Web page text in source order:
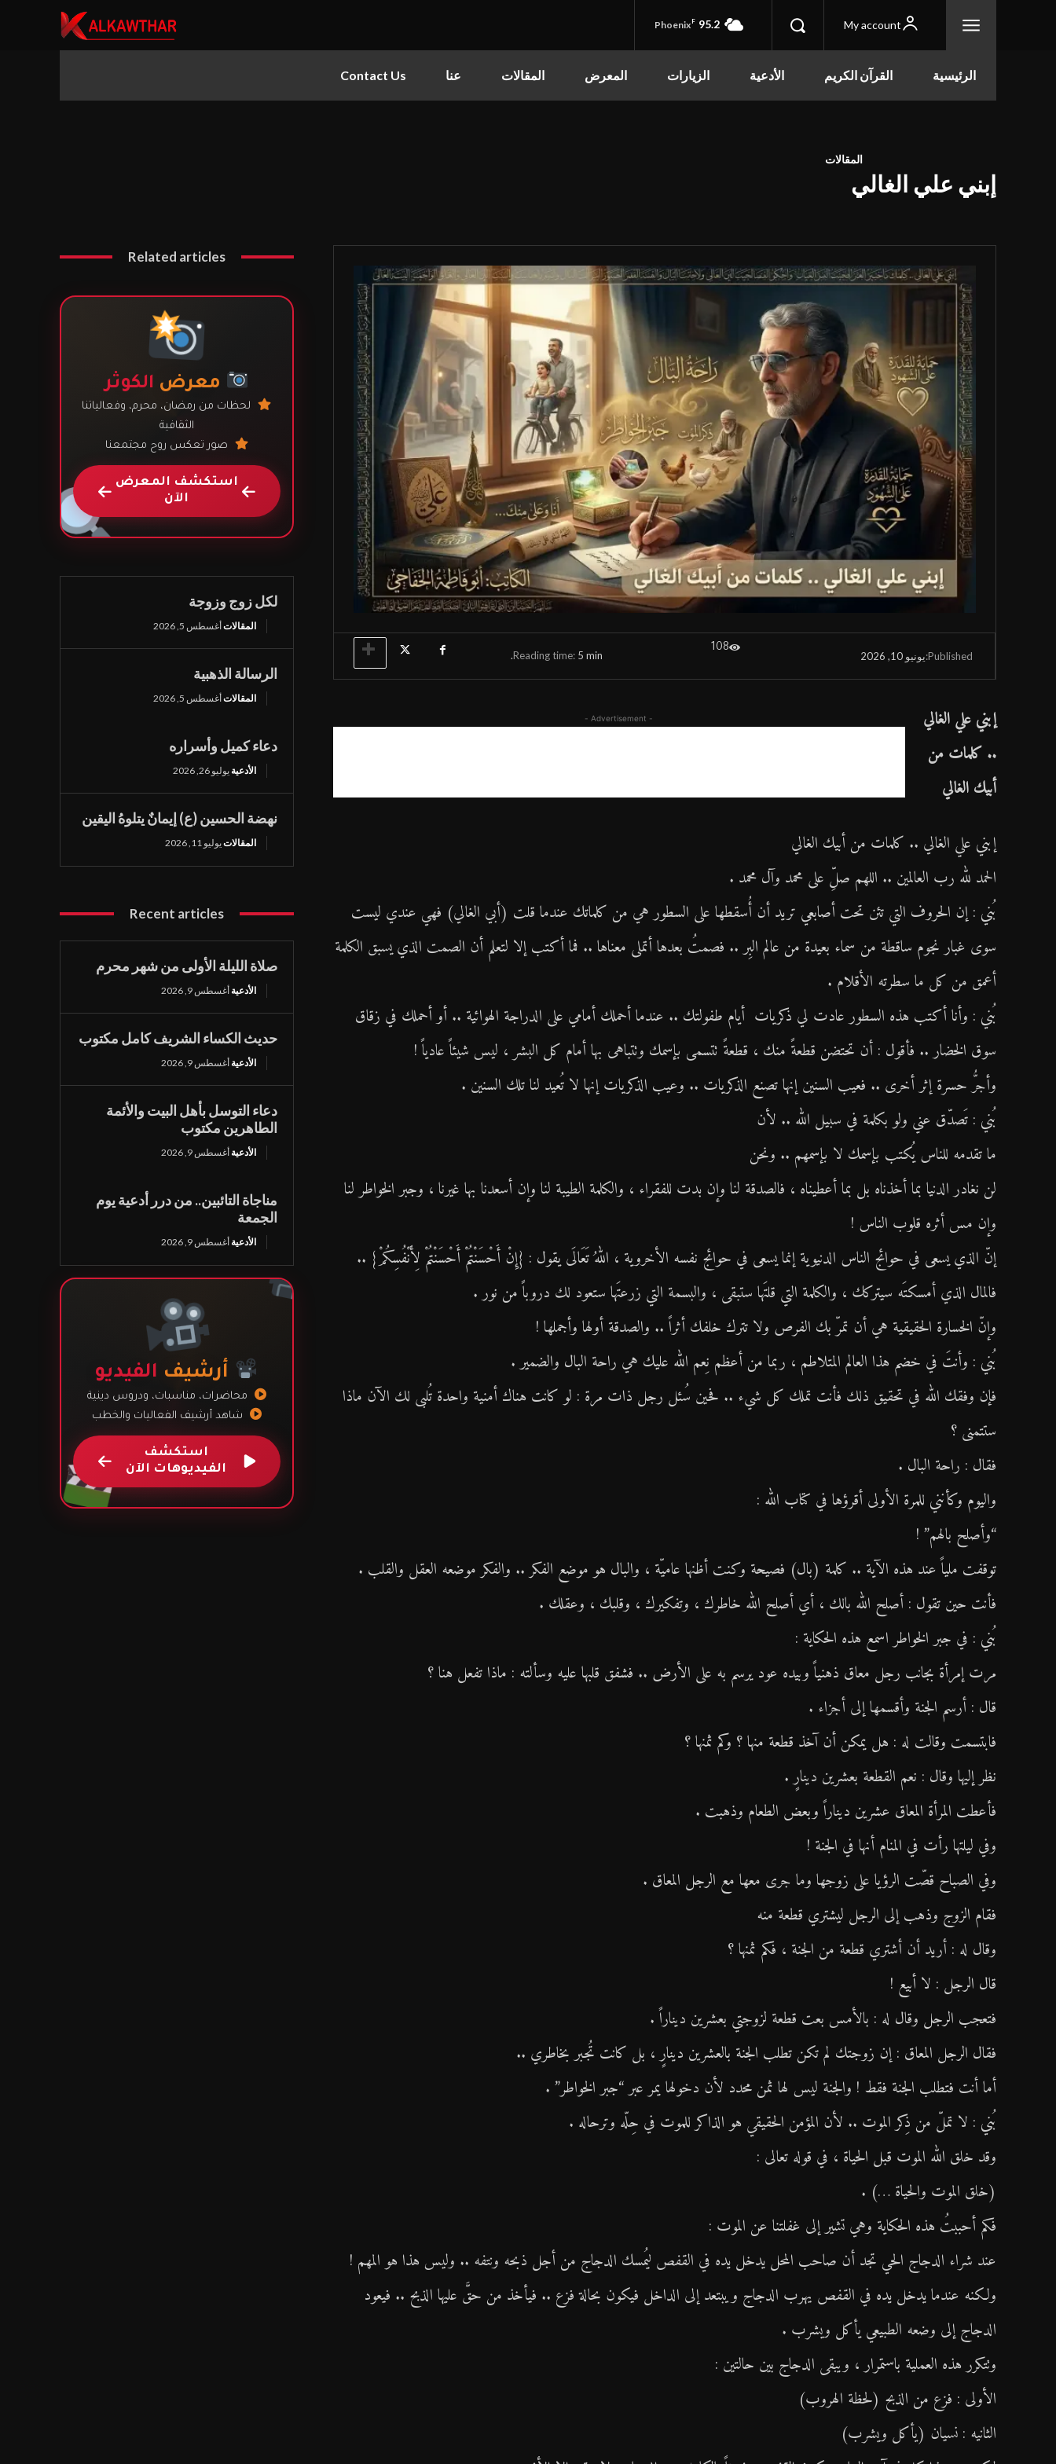
المعرض
المعرض
• صور المناسبات الدينية
محاضرات ودروس
رواديد وقصائد
• فعاليات الكوثر
مسيرة الأربعين
أطفال الكوثر
• مقاطع شورت
• صور من الماضي
المقالات
عنا
مركز الكوثر الثقافي التعليمي
نحو معرفة أعمق وإيمان أرقى
مركز الكوثر الثقافي التعليمي
صور المناسبات الدينية
محاضرات ودروس
رواديد وقصائد
فعاليات الكوثر
مسيرة الأربعين
صور من الماضي
مركز الكوثر الثقافي التعليمي
نحو معرفة أعمق وإيمان أرقى
95.2
F
Phoenix My account
الرئيسية القرآن الكريم الأدعية الزيارات المعرض المقالات عنا Contact Us
إبني علي الغالي
المقالات
Published: يونيو 10, 2026
108
Reading time: 5 min.
- Advertisement -
إبني علي الغالي
.. كلمات من
أبيك الغالي
إبني علي الغالي .. كلمات من أبيك الغالي
الحمد لله رب العالمين .. اللهم صلِّ على محمد وآل محمد .
بُني : إن الحروف التي تئن تحت أصابعي تريد أن أُسقطها على السطور هي من كلماتك عندما قلت (أبي الغالي) فهي عندي ليست
سوى غبار نجوم ساقطة من سماء بعيدة من عالم البِر .. فصمتُ بعدها أتملى معناها .. فما أكتب إلا لتعلم أن الصمت الذي يسبق الكلمة
أعمق من كل ما سطرته الأقلام .
بُني : وأنا أكتب هذه السطور عادت لي ذكريات أيام طفولتك .. عندما أحملك أمامي على الدراجة الهوائية .. أو أحملك في زقاق
سوق الخضار .. فأقول : أن تحتضن قطعةً منك ، قطعةً تتسمى بإسمك وتتباهى بها أمام كل البشر ، ليس شيئاً عادياً !
وأجرُّ حسرة إثر أخرى .. فعيب السنين إنها تصنع الذكريات .. وعيب الذكريات إنها لا تُعيد لنا تلك السنين .
بُني : تَصدّق عني ولو بكلمة في سبيل الله .. لأن
ما تقدمه للناس يُكتب بإسمك لا بإسمهم .. ونحن
لن نغادر الدنيا بما أخذناه بل بما أعطيناه ، فالصدقة لنا وإن بدت للفقراء ، والكلمة الطيبة لنا وإن أسعدنا بها غيرنا ، وجبر الخواطر لنا
وإن مس أثره قلوب الناس !
إنّ الذي يسعى في حوائج الناس الدنيوية إنما يسعى في حوائج نفسه الأخروية ، اللهُ تَعَالَى يقول : {إِنْ أَحْسَنْتُمْ أَحْسَنْتُمْ لِأَنْفُسِكُمْ} ..
فالمال الذي أمسكتَه سيتركك ، والكلمة التي قلتَها ستبقى ، والبسمة التي زرعتَها ستعود لك دروباً من نور .
وإنّ الخسارة الحقيقية هي أن تمرّ بك الفرص ولا تترك خلفك أثراً .. والصدقة أولها وأجملها !
بُني : وأنتَ في خضم هذا العالم المتلاطم ، ربما من ‏أعظم نِعم الله عليك هي راحة البال والضمير .
فإن وفقك الله في تحقيق ذلك فأنت تملك كل شيء .. فحين سُئل رجل ذات مرة : لو كانت هناك أمنية واحدة تُلبى لك الآن ماذا
ستتمنى ؟
فقال : راحة البال .
واليوم وكأنني للمرة الأولى أقرؤها في كتاب الله :
“وأصلح بالهم” !
توقفت ملياً عند هذه الآية .. كلمة (بال) فصيحة وكنت أظنها عاميّة ، والبال هو موضع الفكر .. والفكر موضعه العقل والقلب .
فأنت حين تقول : أصلح الله بالك ، أي أصلح الله خاطرك ، وتفكيرك ، وقلبك ، وعقلك .
بُني : في جبر الخواطر اسمع هذه الحكاية :
مرت إمرأة بجانب رجل معاق ذهنياً وبيده عود يرسم به على الأرض .. فشفق قلبها عليه وسألته : ماذا تفعل هنا ؟
قال : أرسم الجنة وأقسمها إلى أجزاء .
فابتسمت وقالت له : هل يمكن أن آخذ قطعة منها ؟ وكم ثمنها ؟
نظر إليها وقال : نعم القطعة بعشرين دينارٍ .
فأعطت المرأة المعاق عشرين ديناراً وبعض الطعام وذهبت .
وفي ليلتها رأت في المنام أنها في الجنة !
وفي الصباح قصّت الرؤيا على زوجها وما جرى معها مع الرجل المعاق .
فقام الزوج وذهب إلى الرجل ليشتري قطعة منه
وقال له : أريد أن أشتري قطعة من الجنة ، فكم ثمنها ؟
قال الرجل : لا أبيع !
فتعجب الرجل وقال له : بالأمس بعت قطعة لزوجتي بعشرين ديناراً .
فقال الرجل المعاق : إن زوجتك لم تكن تطلب الجنة بالعشرين دينارٍ ، بل كانت تُجبر بخاطري ..
أما أنت فتطلب الجنة فقط ! والجنة ليس لها ثمن محدد لأن دخولها يمر عبر “جبر الخواطر” .
بُني : لا تملّ من ذِكر الموت .. لأن المؤمن الحقيقي هو الذاكر للموت في حِلّه وترحاله .
وقد خلق الله الموت قبل الحياة ، في قوله تعالى :
(خلق الموت والحياة …) .
فكم أحببتُ هذه الحكاية وهي تشير إلى غفلتنا عن الموت :
عند شراء الدجاج الحي تجد أن صاحب المحل يدخل يده في القفص ليُمسك الدجاج من أجل ذبحه ونتفه .. وليس هذا هو المهم !
ولكنه عندما يدخل يده في القفص يهرب الدجاج ويبتعد إلى الداخل فيكون بحالة فزع .. فيأخذ من حقَّ عليها الذبح .. فيعود
الدجاج إلى وضعه الطبيعي يأكل ويشرب .
وتتكرر هذه العملية باستمرار ، ويبقى الدجاج بين حالتين :
الأولى : فزع من الذبح (لحظة الهروب)
الثانيه : نسيان (يأكل ويشرب)
Related articles
معرض الكوثر
لحظات من رمضان، محرم، وفعالياتنا
الثقافية
صور تعكس روح مجتمعنا
استكشف المعرض
الآن
لكل زوج وزوجة
المقالاتأغسطس 5, 2026
الرسالة الذهبية
المقالاتأغسطس 5, 2026
دعاء كميل وأسراره
الأدعية يوليو 26, 2026
نهضة الحسين (ع) إيمانٌ يتلوهُ اليقين
المقالاتيوليو 11, 2026
Recent articles
صلاة الليلة الأولى من شهر محرم
الأدعية أغسطس 9, 2026
حديث الكساء الشريف كامل مكتوب
الأدعية أغسطس 9, 2026
دعاء التوسل بأهل البيت والأئمة
الطاهرين مكتوب
الأدعية أغسطس 9, 2026
مناجاة التائبين.. من درر أدعية يوم
الجمعة
الأدعية أغسطس 9, 2026
أرشيف الفيديو
محاضرات، مناسبات، ودروس دينية
شاهد أرشيف الفعاليات والخطب
استكشف
الفيديوهات الآن